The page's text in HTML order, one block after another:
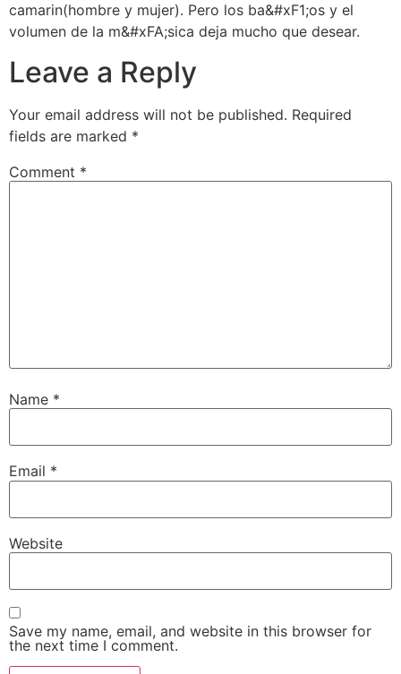
camarin(hombre y mujer). Pero los ba&#xF1;os y el
volumen de la m&#xFA;sica deja mucho que desear.
Leave a Reply
Your email address will not be published. Required
fields are marked *
Comment *
Name *
Email *
Website
Save my name, email, and website in this browser for
the next time I comment.